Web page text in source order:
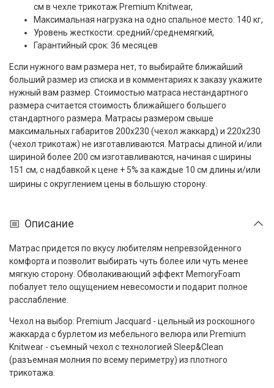
см в чехле трикотаж Premium Knitwear,
Максимальная нагрузка на одно спальное место: 140 кг,
Уровень жесткости: средний/среднемягкий,
Гарантийный срок: 36 месяцев
Если нужного вам размера нет, то выбирайте ближайший
больший размер из списка и в комментариях к заказу укажите
нужный вам размер. Стоимостью матраса нестандартного
размера считается стоимость ближайшего большего
стандартного размера. Матрасы размером свыше
максимальных габаритов 200x230 (чехол жаккард) и 220x230
(чехол трикотаж) не изготавливаются. Матрасы длиной и/или
шириной более 200 см изготавливаются, начиная с ширины
151 см, с надбавкой к цене + 5% за каждые 10 см длины и/или
ширины с округлением цены в большую сторону.
Описание
Матрас придется по вкусу любителям непревзойденного
комфорта и позволит выбирать чуть более или чуть менее
мягкую сторону. Обволакивающий эффект MemoryFoam
побалует тело ощущением невесомости и подарит полное
расслабление.
Чехол на выбор: Premium Jacquard - цельный из роскошного
жаккарда с бурлетом из мебельного велюра или Premium
Knitwear - съемный чехол с технологией Sleep&Clean
(разъемная молния по всему периметру) из плотного
трикотажа.